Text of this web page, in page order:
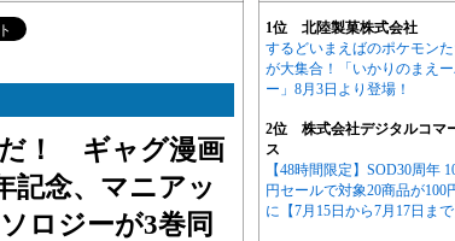
だ！ ギャグ漫画
記念、マニアッ
ロジーが3巻同
1位 北陸製菓株式会社
するどいまえばのポケモン
が大集合！「いかりのまえ
ー」8月3日より登場！
2位 株式会社デジタルコマ
ス
【48時間限定】SOD30周年
円セールで対象20商品が100
に【7月15日から7月17日まで